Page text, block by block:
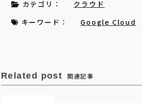
カテゴリ：
クラウド
キーワード：
Google Cloud
Related post 関連記事